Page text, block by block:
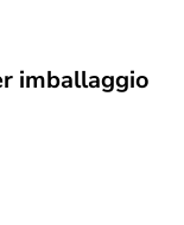
imballaggio